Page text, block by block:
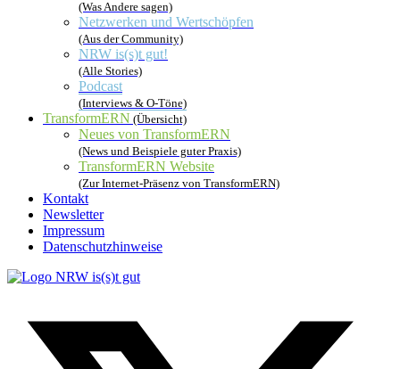
(Was Andere sagen)
Netzwerken und Wertschöpfen
(Aus der Community)
NRW is(s)t gut!
(Alle Stories)
Podcast
(Interviews & O-Töne)
TransformERN (Übersicht)
Neues von TransformERN
(News und Beispiele guter Praxis)
TransformERN Website
(Zur Internet-Präsenz von TransformERN)
Kontakt
Newsletter
Impressum
Datenschutzhinweise